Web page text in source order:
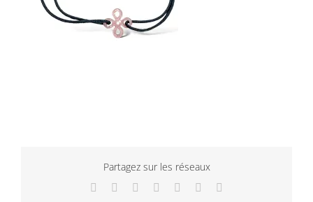
Partagez sur les réseaux
Facebook
TwitterLinkedInWhatsApp
TumblrPinterest